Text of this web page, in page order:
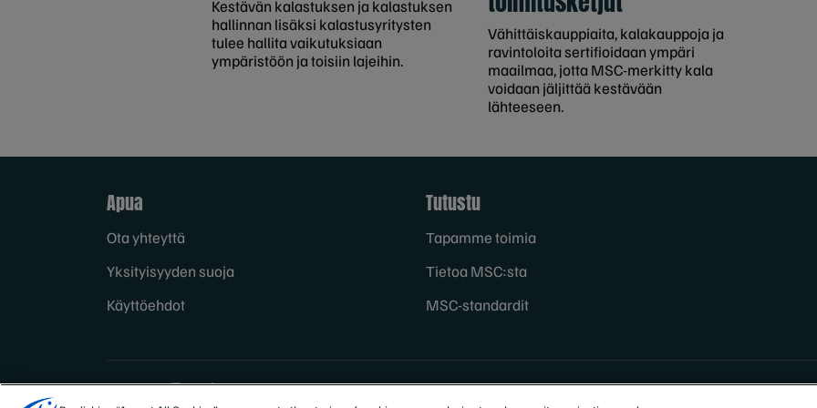
Kestävän kalastuksen ja kalastuksen
hallinnan lisäksi kalastusyritysten
tulee hallita vaikutuksiaan
ympäristöön ja toisiin lajeihin.
Vähittäiskauppiaita, kalakauppoja ja
ravintoloita sertifioidaan ympäri
maailmaa, jotta MSC-merkitty kala
voidaan jäljittää kestävään
lähteeseen.
Apua
Ota yhteyttä
Yksityisyyden suoja
Käyttöehdot
Tutustu
Tapamme toimia
Tietoa MSC:sta
MSC-standardit
Suomi